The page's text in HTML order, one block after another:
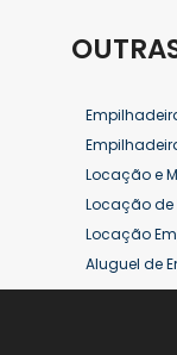
Aluguel
Aluguel
Aluguel
Aluguel
Aluguel
Aluguel
Conserto
Contrato
Locação e
Locação de
Locação
Aluguel de
Aluguel de
Aluguel de